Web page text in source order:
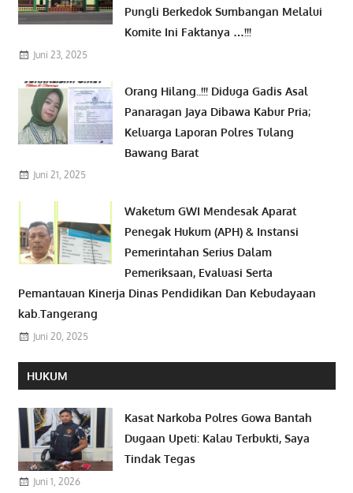
Pungli Berkedok Sumbangan Melalui
Komite Ini Faktanya …!!!
Juni 23, 2025
Orang Hilang..!!! Diduga Gadis Asal
Panaragan Jaya Dibawa Kabur Pria;
Keluarga Laporan Polres Tulang
Bawang Barat
Juni 21, 2025
Waketum GWI Mendesak Aparat
Penegak Hukum (APH) & Instansi
Pemerintahan Serius Dalam
Pemeriksaan, Evaluasi Serta
Pemantauan Kinerja Dinas Pendidikan Dan Kebudayaan
kab.Tangerang
Juni 20, 2025
HUKUM
Kasat Narkoba Polres Gowa Bantah
Dugaan Upeti: Kalau Terbukti, Saya
Tindak Tegas
Juni 1, 2026